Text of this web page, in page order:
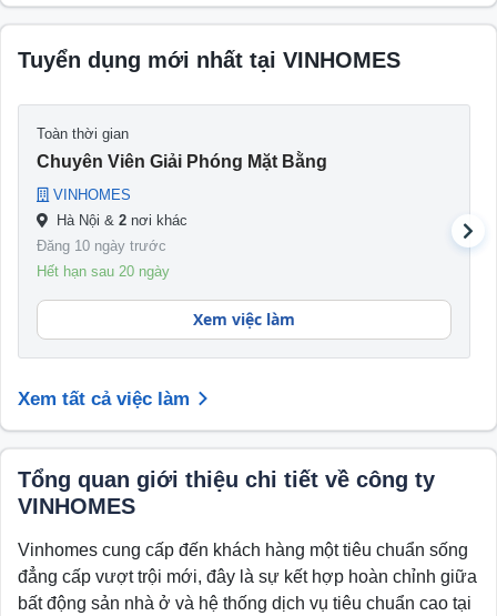
văn; An ninh – An toàn được đảm bảo; và Tiện ích
đồng bộ, đầy đủ.
được trải nghiệm một môi trường sống lý tưởng,
hoàn toàn mới – nơi hạnh phúc đến từ sự kết hợp
dịch vụ tiêu chuẩn 5*, tạo dựng một cuộc sống hạnh
phúc ngập tràn.
Tuyển dụng mới nhất tại VINHOMES
Toàn thời gian
Chuyên Viên Giải Phóng Mặt Bằng
VINHOMES
Hà Nội & 2 nơi khác
Đăng 10 ngày trước
Hết hạn sau 20 ngày
Xem việc làm
Xem tất cả việc làm
Tổng quan giới thiệu chi tiết về công ty
VINHOMES
Vinhomes cung cấp đến khách hàng một tiêu chuẩn sống
đẳng cấp vượt trội mới, đây là sự kết hợp hoàn chỉnh giữa
bất động sản nhà ở và hệ thống dịch vụ tiêu chuẩn cao tại